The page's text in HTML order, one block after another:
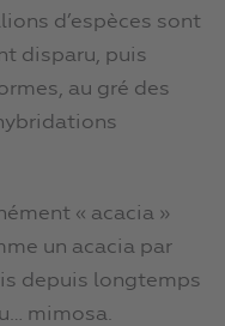
d’espèces sont
disparu, puis
au gré des
« acacia »
un acacia par
depuis longtemps
mimosa.